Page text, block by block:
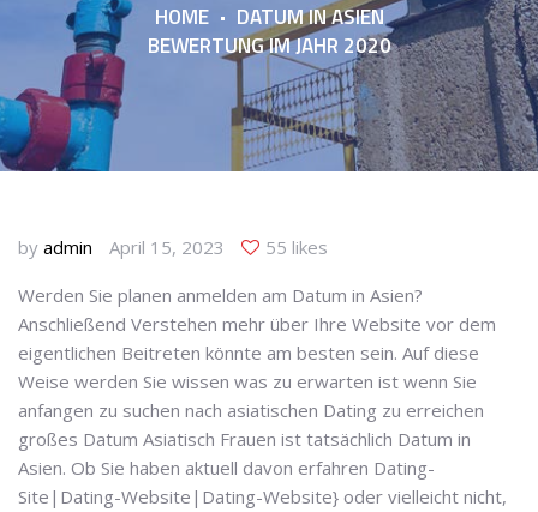
HOME
DATUM IN ASIEN
BEWERTUNG IM JAHR 2020
by admin April 15, 2023
55 likes
Werden Sie planen anmelden am Datum in Asien?
Anschließend Verstehen mehr über Ihre Website vor dem
eigentlichen Beitreten könnte am besten sein. Auf diese
Weise werden Sie wissen was zu erwarten ist wenn Sie
anfangen zu suchen nach asiatischen Dating zu erreichen
großes Datum Asiatisch Frauen ist tatsächlich Datum in
Asien. Ob Sie haben aktuell davon erfahren Dating-
Site|Dating-Website|Dating-Website} oder vielleicht nicht,